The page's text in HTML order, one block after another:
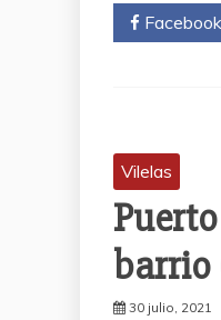
Facebook
Vilelas
barrio
30 julio, 2021